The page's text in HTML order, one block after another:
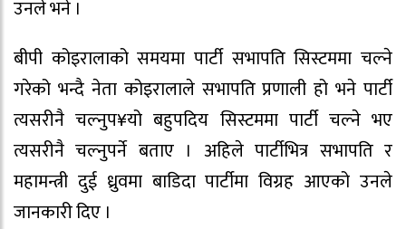
उनले भने ।
बीपी कोइरालाको समयमा पार्टी सभापति सिस्टममा चल्ने
गरेको भन्दै नेता कोइरालाले सभापति प्रणाली हो भने पार्टी
त्यसरीनै चल्नुप¥यो बहुपदिय सिस्टममा पार्टी चल्ने भए
त्यसरीनै चल्नुपर्ने बताए । अहिले पार्टीभित्र सभापति र
महामन्त्री दुई ध्रुवमा बाडिदा पार्टीमा विग्रह आएको उनले
जानकारी दिए ।